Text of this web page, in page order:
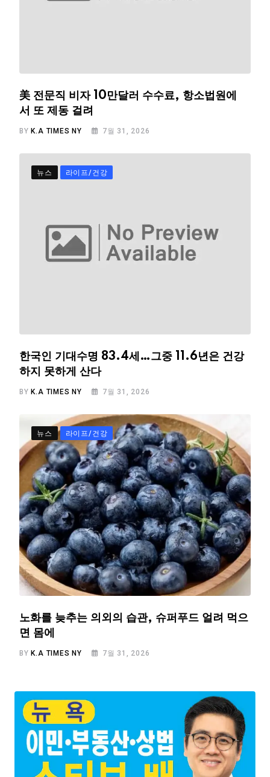
美 전문직 비자 10만달러 수수료, 항소법원에
서 또 제동 걸려
BY K.A TIMES NY 7월 31, 2026
뉴스 라이프/건강
한국인 기대수명 83.4세…그중 11.6년은 건강
하지 못하게 산다
BY K.A TIMES NY 7월 31, 2026
뉴스 라이프/건강
노화를 늦추는 의외의 습관, 슈퍼푸드 얼려 먹으
면 몸에
BYK.A TIMES NY 7월 31, 2026